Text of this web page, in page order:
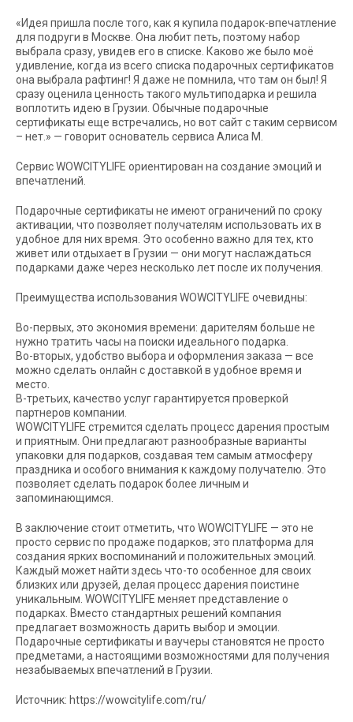
«Идея пришла после того, как я купила подарок-впечатление
для подруги в Москве. Она любит петь, поэтому набор
выбрала сразу, увидев его в списке. Каково же было моё
удивление, когда из всего списка подарочных сертификатов
она выбрала рафтинг! Я даже не помнила, что там он был! Я
сразу оценила ценность такого мультиподарка и решила
воплотить идею в Грузии. Обычные подарочные
сертификаты еще встречались, но вот сайт с таким сервисом
– нет.» — говорит основатель сервиса Алиса М.
Сервис WOWCITYLIFE ориентирован на создание эмоций и
впечатлений.
Подарочные сертификаты не имеют ограничений по сроку
активации, что позволяет получателям использовать их в
удобное для них время. Это особенно важно для тех, кто
живет или отдыхает в Грузии — они могут наслаждаться
подарками даже через несколько лет после их получения.
Преимущества использования WOWCITYLIFE очевидны:
Во-первых, это экономия времени: дарителям больше не
нужно тратить часы на поиски идеального подарка.
Во-вторых, удобство выбора и оформления заказа — все
можно сделать онлайн с доставкой в удобное время и
место.
В-третьих, качество услуг гарантируется проверкой
партнеров компании.
WOWCITYLIFE стремится сделать процесс дарения простым
и приятным. Они предлагают разнообразные варианты
упаковки для подарков, создавая тем самым атмосферу
праздника и особого внимания к каждому получателю. Это
позволяет сделать подарок более личным и
запоминающимся.
В заключение стоит отметить, что WOWCITYLIFE — это не
просто сервис по продаже подарков; это платформа для
создания ярких воспоминаний и положительных эмоций.
Каждый может найти здесь что-то особенное для своих
близких или друзей, делая процесс дарения поистине
уникальным. WOWCITYLIFE меняет представление о
подарках. Вместо стандартных решений компания
предлагает возможность дарить выбор и эмоции.
Подарочные сертификаты и ваучеры становятся не просто
предметами, а настоящими возможностями для получения
незабываемых впечатлений в Грузии.
Источник: https://wowcitylife.com/ru/